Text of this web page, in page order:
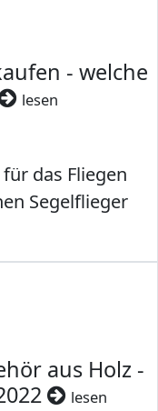
- welche
lesen
das Fliegen
Segelflieger
aus Holz -
lesen